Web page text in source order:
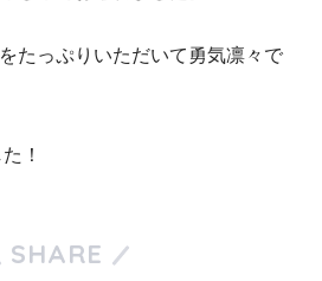
たっぷりいただいて勇気凛々で
！
SHARE